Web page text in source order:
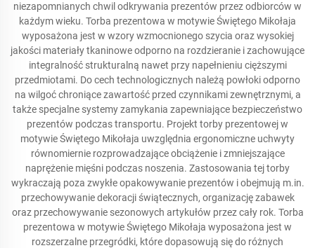
niezapomnianych chwil odkrywania prezentów przez odbiorców w
każdym wieku. Torba prezentowa w motywie Świętego Mikołaja
wyposażona jest w wzory wzmocnionego szycia oraz wysokiej
jakości materiały tkaninowe odporno na rozdzieranie i zachowujące
integralność strukturalną nawet przy napełnieniu cięższymi
przedmiotami. Do cech technologicznych należą powłoki odporno
na wilgoć chroniące zawartość przed czynnikami zewnętrznymi, a
także specjalne systemy zamykania zapewniające bezpieczeństwo
prezentów podczas transportu. Projekt torby prezentowej w
motywie Świętego Mikołaja uwzględnia ergonomiczne uchwyty
równomiernie rozprowadzające obciążenie i zmniejszające
naprężenie mięśni podczas noszenia. Zastosowania tej torby
wykraczają poza zwykłe opakowywanie prezentów i obejmują m.in.
przechowywanie dekoracji świątecznych, organizację zabawek
oraz przechowywanie sezonowych artykułów przez cały rok. Torba
prezentowa w motywie Świętego Mikołaja wyposażona jest w
rozszerzalne przegródki, które dopasowują się do różnych